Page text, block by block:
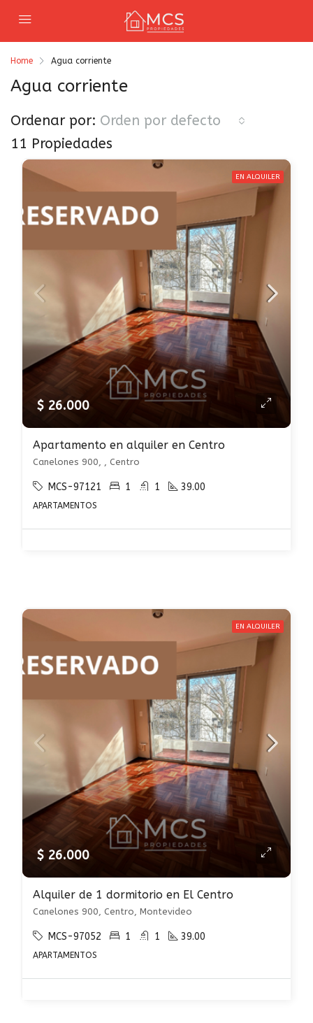
Home Agua corriente
Agua corriente
11 Propiedades
Ordenar por: Orden por defecto
EN ALQUILER
$ 26.000
Apartamento en alquiler en Centro
Canelones 900, , Centro
MCS-97121 1 1 39.00
APARTAMENTOS
EN ALQUILER
$ 26.000
Alquiler de 1 dormitorio en El Centro
Canelones 900, Centro, Montevideo
MCS-97052 1 1 39.00
APARTAMENTOS